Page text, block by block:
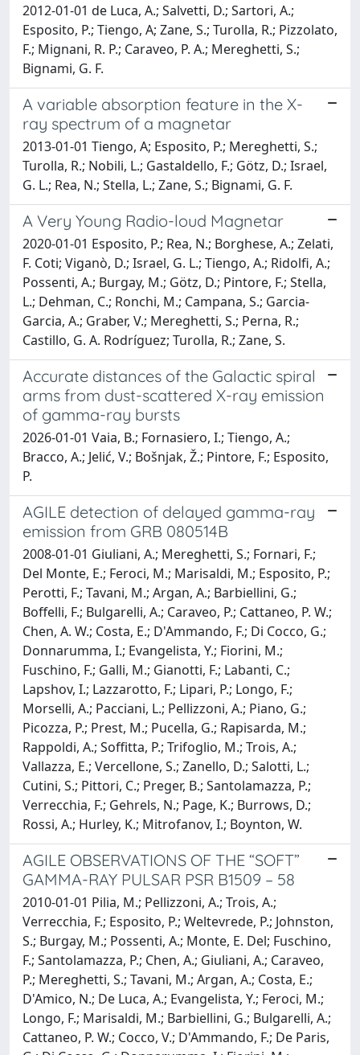
2012-01-01 de Luca, A.; Salvetti, D.; Sartori, A.;
Esposito, P.; Tiengo, A; Zane, S.; Turolla, R.; Pizzolato,
F.; Mignani, R. P.; Caraveo, P. A.; Mereghetti, S.;
Bignami, G. F.
A variable absorption feature in the X-
ray spectrum of a magnetar
2013-01-01 Tiengo, A; Esposito, P.; Mereghetti, S.;
Turolla, R.; Nobili, L.; Gastaldello, F.; Götz, D.; Israel,
G. L.; Rea, N.; Stella, L.; Zane, S.; Bignami, G. F.
A Very Young Radio-loud Magnetar
2020-01-01 Esposito, P.; Rea, N.; Borghese, A.; Zelati,
F. Coti; Viganò, D.; Israel, G. L.; Tiengo, A.; Ridolfi, A.;
Possenti, A.; Burgay, M.; Götz, D.; Pintore, F.; Stella,
L.; Dehman, C.; Ronchi, M.; Campana, S.; Garcia-
Garcia, A.; Graber, V.; Mereghetti, S.; Perna, R.;
Castillo, G. A. Rodríguez; Turolla, R.; Zane, S.
Accurate distances of the Galactic spiral
arms from dust-scattered X-ray emission
of gamma-ray bursts
2026-01-01 Vaia, B.; Fornasiero, I.; Tiengo, A.;
Bracco, A.; Jelić, V.; Bošnjak, Ž.; Pintore, F.; Esposito,
P.
AGILE detection of delayed gamma-ray
emission from GRB 080514B
2008-01-01 Giuliani, A.; Mereghetti, S.; Fornari, F.;
Del Monte, E.; Feroci, M.; Marisaldi, M.; Esposito, P.;
Perotti, F.; Tavani, M.; Argan, A.; Barbiellini, G.;
Boffelli, F.; Bulgarelli, A.; Caraveo, P.; Cattaneo, P. W.;
Chen, A. W.; Costa, E.; D'Ammando, F.; Di Cocco, G.;
Donnarumma, I.; Evangelista, Y.; Fiorini, M.;
Fuschino, F.; Galli, M.; Gianotti, F.; Labanti, C.;
Lapshov, I.; Lazzarotto, F.; Lipari, P.; Longo, F.;
Morselli, A.; Pacciani, L.; Pellizzoni, A.; Piano, G.;
Picozza, P.; Prest, M.; Pucella, G.; Rapisarda, M.;
Rappoldi, A.; Soffitta, P.; Trifoglio, M.; Trois, A.;
Vallazza, E.; Vercellone, S.; Zanello, D.; Salotti, L.;
Cutini, S.; Pittori, C.; Preger, B.; Santolamazza, P.;
Verrecchia, F.; Gehrels, N.; Page, K.; Burrows, D.;
Rossi, A.; Hurley, K.; Mitrofanov, I.; Boynton, W.
AGILE OBSERVATIONS OF THE “SOFT”
GAMMA-RAY PULSAR PSR B1509 – 58
2010-01-01 Pilia, M.; Pellizzoni, A.; Trois, A.;
Verrecchia, F.; Esposito, P.; Weltevrede, P.; Johnston,
S.; Burgay, M.; Possenti, A.; Monte, E. Del; Fuschino,
F.; Santolamazza, P.; Chen, A.; Giuliani, A.; Caraveo,
P.; Mereghetti, S.; Tavani, M.; Argan, A.; Costa, E.;
D'Amico, N.; De Luca, A.; Evangelista, Y.; Feroci, M.;
Longo, F.; Marisaldi, M.; Barbiellini, G.; Bulgarelli, A.;
Cattaneo, P. W.; Cocco, V.; D'Ammando, F.; De Paris,